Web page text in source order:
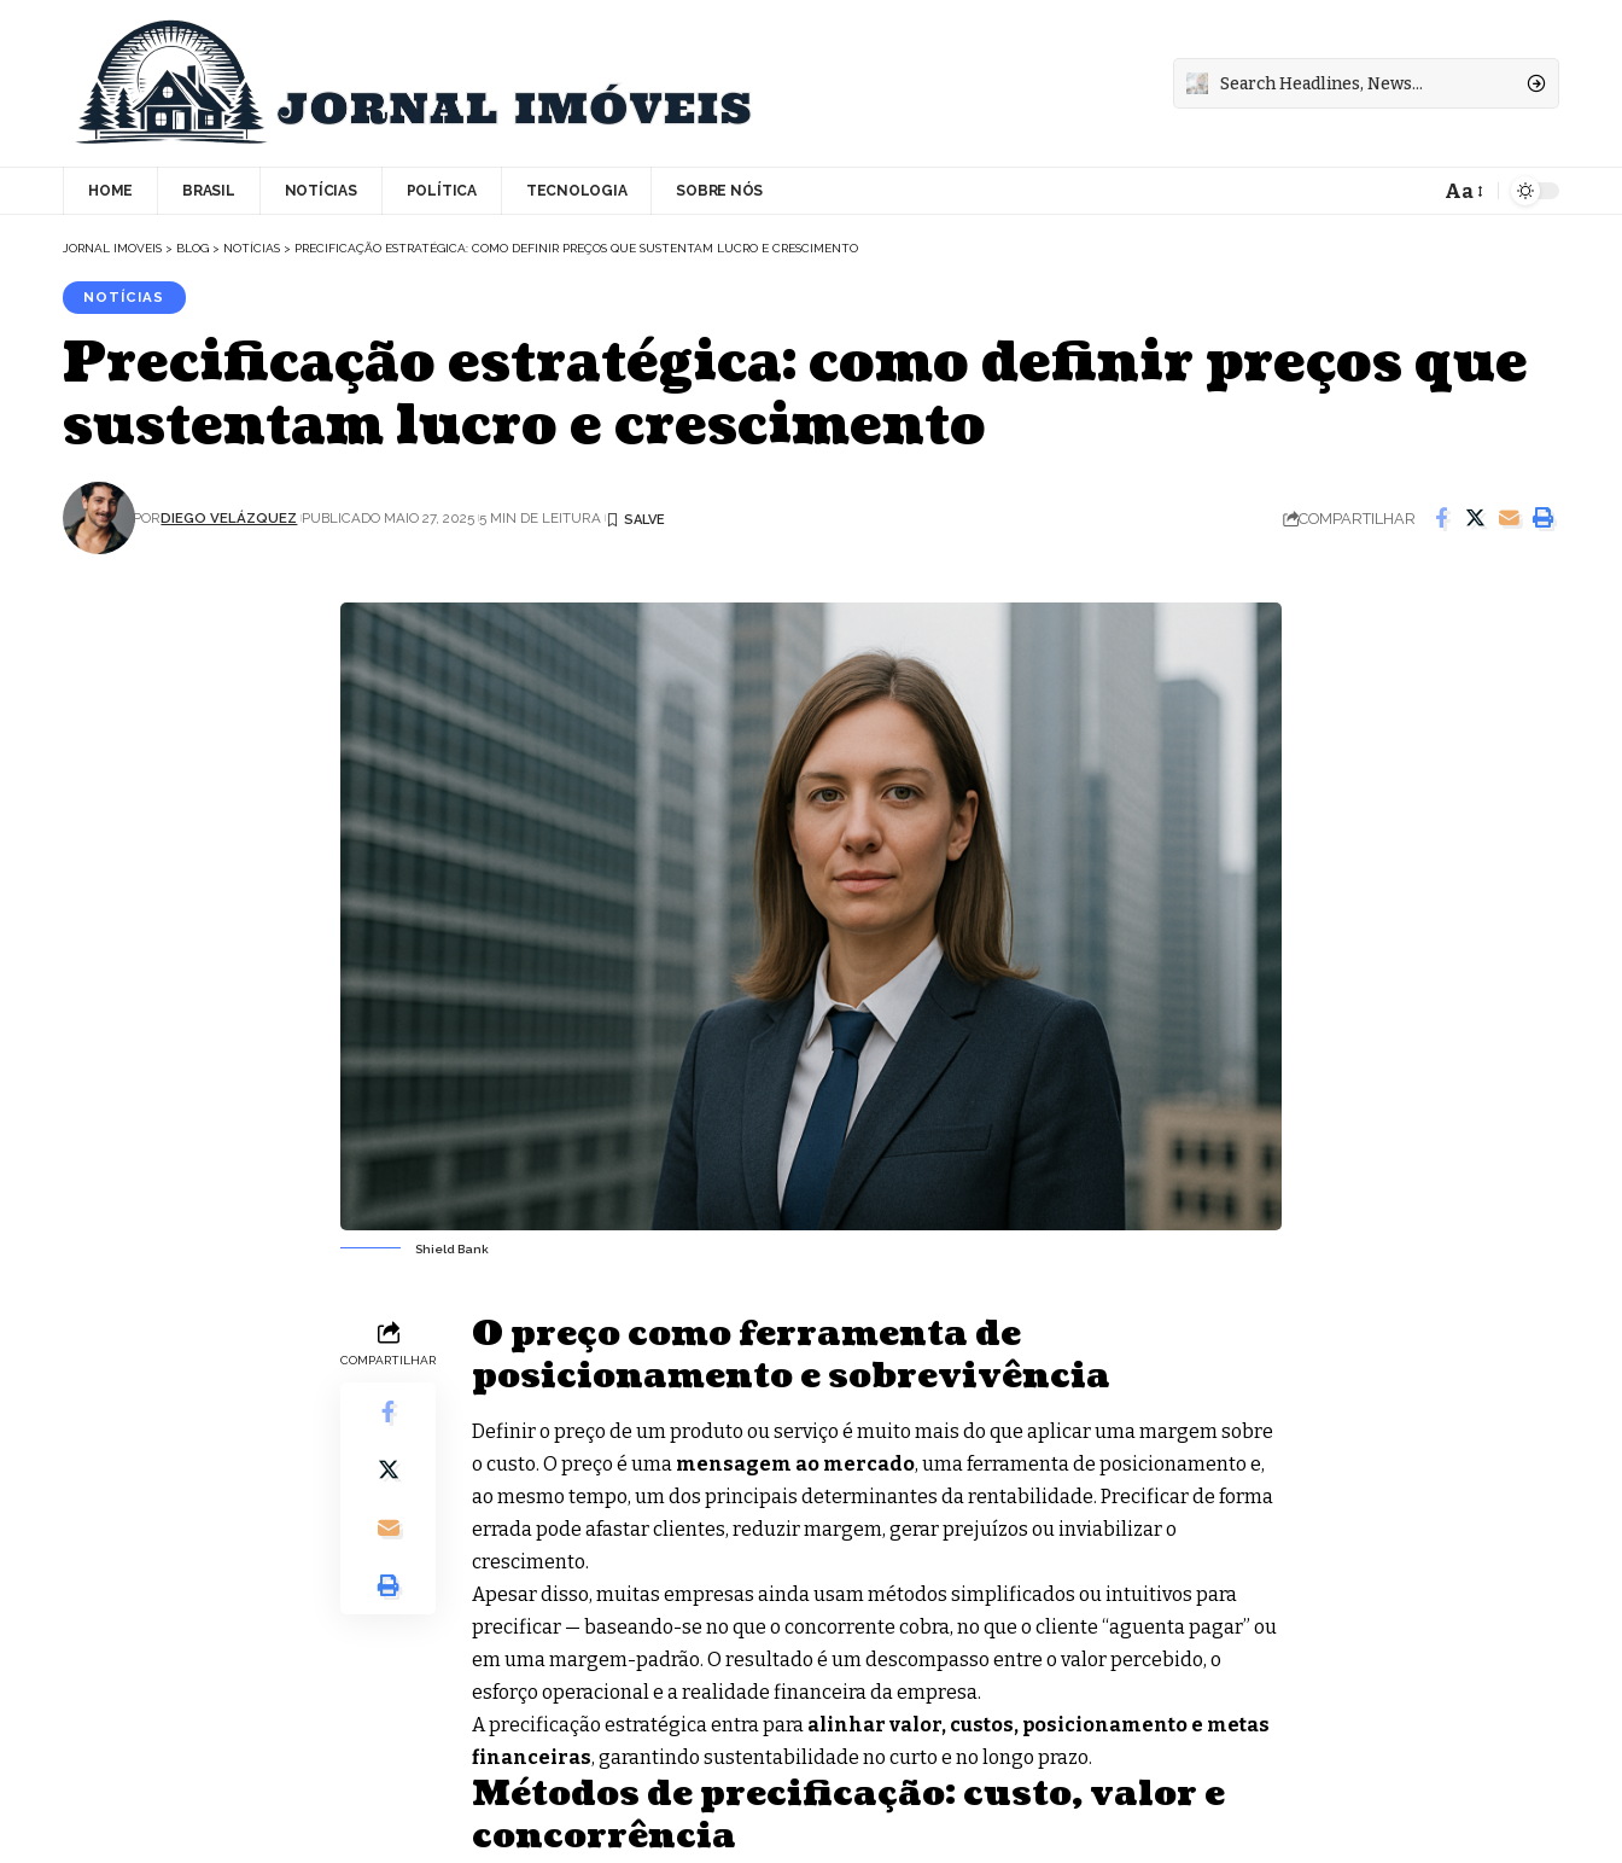
HOME BRASIL NOTÍCIAS POLÍTICA TECNOLOGIA SOBRE NÓS
Font
Aa
JORNAL IMOVEIS > BLOG > NOTÍCIAS > PRECIFICAÇÃO ESTRATÉGICA: COMO DEFINIR PREÇOS QUE SUSTENTAM LUCRO E CRESCIMENTO
NOTÍCIAS
Precificação estratégica: como definir preços que
sustentam lucro e crescimento
PORDIEGO VELÁZQUEZ PUBLICADO MAIO 27, 2025 5 MIN DE LEITURA COMPARTILHAR
Shield Bank
COMPARTILHAR
O preço como ferramenta de
posicionamento e sobrevivência
Definir o preço de um produto ou serviço é muito mais do que aplicar uma margem sobre
o custo. O preço é uma mensagem ao mercado, uma ferramenta de posicionamento e,
ao mesmo tempo, um dos principais determinantes da rentabilidade. Precificar de forma
errada pode afastar clientes, reduzir margem, gerar prejuízos ou inviabilizar o
crescimento.
Apesar disso, muitas empresas ainda usam métodos simplificados ou intuitivos para
precificar — baseando-se no que o concorrente cobra, no que o cliente “aguenta pagar” ou
em uma margem-padrão. O resultado é um descompasso entre o valor percebido, o
esforço operacional e a realidade financeira da empresa.
A precificação estratégica entra para alinhar valor, custos, posicionamento e metas
financeiras, garantindo sustentabilidade no curto e no longo prazo.
Métodos de precificação: custo, valor e
concorrência